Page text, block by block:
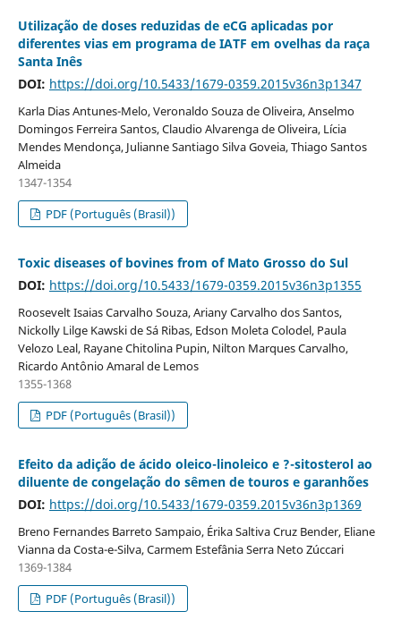
Utilização de doses reduzidas de eCG aplicadas por
diferentes vias em programa de IATF em ovelhas da raça
Santa Inês
DOI: https://doi.org/10.5433/1679-0359.2015v36n3p1347
Karla Dias Antunes-Melo, Veronaldo Souza de Oliveira, Anselmo
Domingos Ferreira Santos, Claudio Alvarenga de Oliveira, Lícia
Mendes Mendonça, Julianne Santiago Silva Goveia, Thiago Santos
Almeida
1347-1354
PDF (Português (Brasil))
Toxic diseases of bovines from of Mato Grosso do Sul
DOI: https://doi.org/10.5433/1679-0359.2015v36n3p1355
Roosevelt Isaias Carvalho Souza, Ariany Carvalho dos Santos,
Nickolly Lilge Kawski de Sá Ribas, Edson Moleta Colodel, Paula
Velozo Leal, Rayane Chitolina Pupin, Nilton Marques Carvalho,
Ricardo Antônio Amaral de Lemos
1355-1368
PDF (Português (Brasil))
Efeito da adição de ácido oleico-linoleico e ?-sitosterol ao
diluente de congelação do sêmen de touros e garanhões
DOI: https://doi.org/10.5433/1679-0359.2015v36n3p1369
Breno Fernandes Barreto Sampaio, Érika Saltiva Cruz Bender, Eliane
Vianna da Costa-e-Silva, Carmem Estefânia Serra Neto Zúccari
1369-1384
PDF (Português (Brasil))